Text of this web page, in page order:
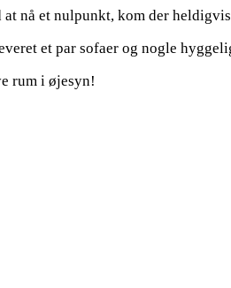
nå et nulpunkt, kom der
et par sofaer og nogle
rum i øjesyn!